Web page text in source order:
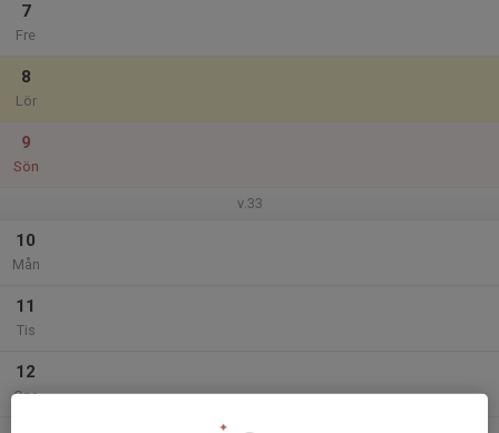
7
Fre
8
Lör
9
Sön
v.33
10
Mån
11
Tis
12
Ons